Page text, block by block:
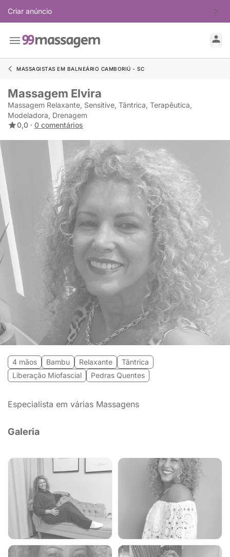
Criar anúncio
MASSAGISTAS EM BALNEÁRIO CAMBORIÚ - SC
Massagem Elvira
Massagem Relaxante, Sensitive, Tântrica, Terapêutica,
Modeladora, Drenagem
0,0 · 0 comentários
4 mãos Bambu Relaxante
Tântrica
Liberação Miofascial
Pedras Quentes
Especialista em várias Massagens
Galeria